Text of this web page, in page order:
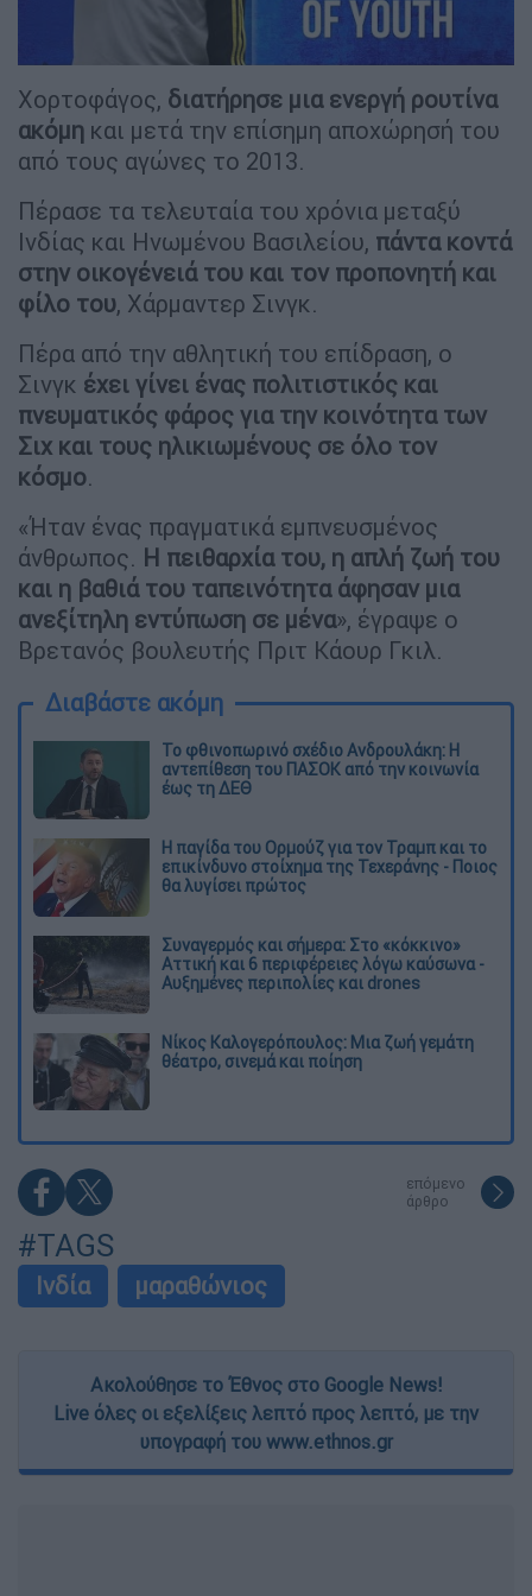
Χορτοφάγος, διατήρησε μια ενεργή ρουτίνα
ακόμη και μετά την επίσημη αποχώρησή του
από τους αγώνες το 2013.
Πέρασε τα τελευταία του χρόνια μεταξύ
Ινδίας και Ηνωμένου Βασιλείου, πάντα κοντά
στην οικογένειά του και τον προπονητή και
φίλο του, Χάρμαντερ Σινγκ.
Πέρα από την αθλητική του επίδραση, ο
Σινγκ έχει γίνει ένας πολιτιστικός και
πνευματικός φάρος για την κοινότητα των
Σιχ και τους ηλικιωμένους σε όλο τον
κόσμο.
«Ήταν ένας πραγματικά εμπνευσμένος
άνθρωπος. Η πειθαρχία του, η απλή ζωή του
και η βαθιά του ταπεινότητα άφησαν μια
ανεξίτηλη εντύπωση σε μένα», έγραψε ο
Βρετανός βουλευτής Πριτ Κάουρ Γκιλ.
Διαβάστε ακόμη
Το φθινοπωρινό σχέδιο Ανδρουλάκη: Η
αντεπίθεση του ΠΑΣΟΚ από την κοινωνία
έως τη ΔΕΘ
Η παγίδα του Ορμούζ για τον Τραμπ και το
επικίνδυνο στοίχημα της Τεχεράνης - Ποιος
θα λυγίσει πρώτος
Συναγερμός και σήμερα: Στο «κόκκινο»
Αττική και 6 περιφέρειες λόγω καύσωνα -
Αυξημένες περιπολίες και drones
Νίκος Καλογερόπουλος: Μια ζωή γεμάτη
θέατρο, σινεμά και ποίηση
επόμενο
άρθρο
#TAGS
Ινδία μαραθώνιος
Ακολούθησε το Έθνος στο Google News!
Live όλες οι εξελίξεις λεπτό προς λεπτό, με την
υπογραφή του www.ethnos.gr